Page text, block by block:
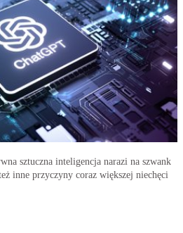
sztuczna inteligencja narazi na szwank
inne przyczyny coraz większej niechęci